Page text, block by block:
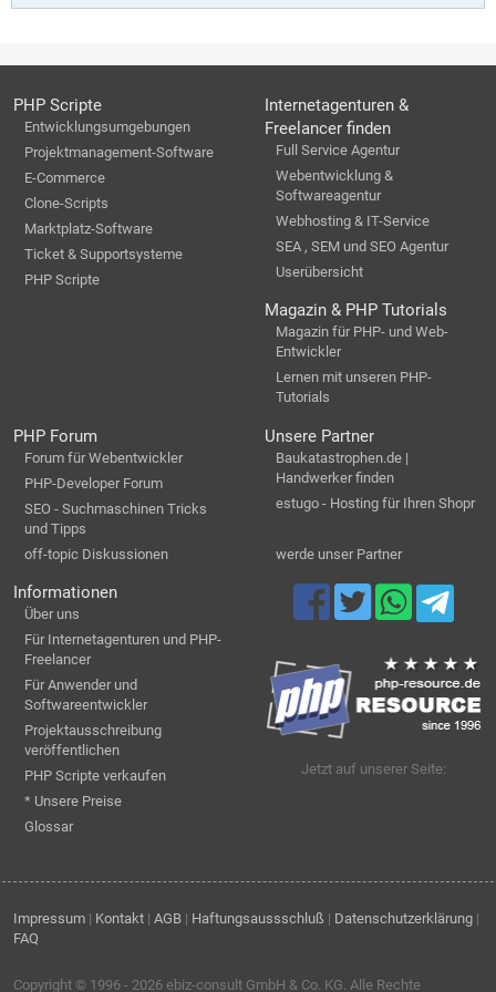
PHP Scripte
Entwicklungsumgebungen
Projektmanagement-Software
E-Commerce
Clone-Scripts
Marktplatz-Software
Ticket & Supportsysteme
PHP Scripte
Internetagenturen &
Freelancer finden
Full Service Agentur
Webentwicklung &
Softwareagentur
Webhosting & IT-Service
SEA , SEM und SEO Agentur
Userübersicht
Magazin & PHP Tutorials
Magazin für PHP- und Web-
Entwickler
Lernen mit unseren PHP-
Tutorials
PHP Forum
Forum für Webentwickler
PHP-Developer Forum
SEO - Suchmaschinen Tricks
und Tipps
off-topic Diskussionen
Unsere Partner
Baukatastrophen.de |
Handwerker finden
estugo - Hosting für Ihren Shopr
werde unser Partner
Informationen
Über uns
Für Internetagenturen und PHP-
Freelancer
Für Anwender und
Softwareentwickler
Projektausschreibung
veröffentlichen
PHP Scripte verkaufen
* Unsere Preise
Glossar
Jetzt auf unserer Seite:
Impressum | Kontakt | AGB | Haftungsaussschluß | Datenschutzerklärung |
FAQ
Copyright © 1996 - 2026 ebiz-consult GmbH & Co. KG . Alle Rechte